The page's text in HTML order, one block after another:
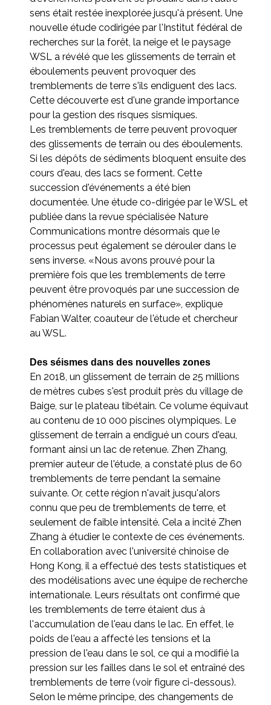
sens était restée inexplorée jusqu'à présent. Une
nouvelle étude codirigée par l'Institut fédéral de
recherches sur la forêt, la neige et le paysage
WSL a révélé que les glissements de terrain et
éboulements peuvent provoquer des
tremblements de terre s'ils endiguent des lacs.
Cette découverte est d'une grande importance
pour la gestion des risques sismiques.
Les tremblements de terre peuvent provoquer
des glissements de terrain ou des éboulements.
Si les dépôts de sédiments bloquent ensuite des
cours d'eau, des lacs se forment. Cette
succession d'événements a été bien
documentée. Une étude co-dirigée par le WSL et
publiée dans la revue spécialisée Nature
Communications montre désormais que le
processus peut également se dérouler dans le
sens inverse. «Nous avons prouvé pour la
première fois que les tremblements de terre
peuvent être provoqués par une succession de
phénomènes naturels en surface», explique
Fabian Walter, coauteur de l'étude et chercheur
au WSL.
Des séismes dans des nouvelles zones
En 2018, un glissement de terrain de 25 millions
de mètres cubes s'est produit près du village de
Baige, sur le plateau tibétain. Ce volume équivaut
au contenu de 10 000 piscines olympiques. Le
glissement de terrain a endigué un cours d'eau,
formant ainsi un lac de retenue. Zhen Zhang,
premier auteur de l'étude, a constaté plus de 60
tremblements de terre pendant la semaine
suivante. Or, cette région n'avait jusqu'alors
connu que peu de tremblements de terre, et
seulement de faible intensité. Cela a incité Zhen
Zhang à étudier le contexte de ces événements.
En collaboration avec l'université chinoise de
Hong Kong, il a effectué des tests statistiques et
des modélisations avec une équipe de recherche
internationale. Leurs résultats ont confirmé que
les tremblements de terre étaient dus à
l'accumulation de l'eau dans le lac. En effet, le
poids de l'eau a affecté les tensions et la
pression de l'eau dans le sol, ce qui a modifié la
pression sur les failles dans le sol et entraîné des
tremblements de terre (voir figure ci-dessous).
Selon le même principe, des changements de